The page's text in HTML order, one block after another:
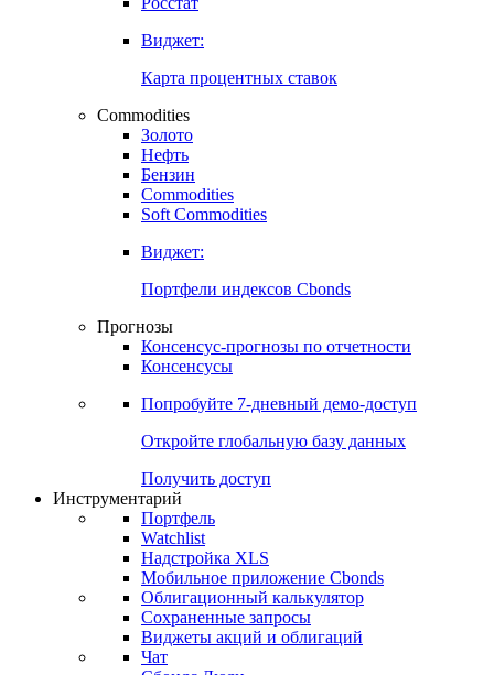
Страницы стран
Росстат
Виджет:
Карта процентных ставок
Commodities
Золото
Бензин
Soft Commodities
Виджет:
Портфели индексов Cbonds
Прогнозы
Консенсусы
Попробуйте7-дневный
Откройте глобальную базу данных
Получить доступ
Инструментарий
Портфель
Watchlist
Надстройка XLS
Мобильное приложение Cbonds